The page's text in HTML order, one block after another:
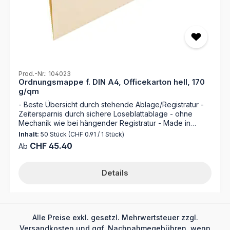
Prod.-Nr.: 104023
Ordnungsmappe f. DIN A4, Officekarton hell, 170
g/qm
- Beste Übersicht durch stehende Ablage/Registratur -
Zeitersparnis durch sichere Loseblattablage - ohne
Mechanik wie bei hängender Registratur - Made in
Germany Entdecken Sie die Ordnungsmappe 104023
von MAPPEI – Ihr zuverlässiger Partner für die perfekte
Organisation Ihrer Dokumente. Hergestellt aus
Mappe nicht nur erstklassige Langlebigkeit, sondern
auch jede Menge Platzsparpotential. Mit einer Kapazität
minimal dicker als ihr Inhalt. Der sich auf der Mappe
befindende Organisationsdruck ermöglicht Ihnen eine
Inhalt: 50 Stück (CHF 0.91 / 1 Stück)
Regulärer Preis:
Ab CHF 45.40
Details
Alle Preise exkl. gesetzl. Mehrwertsteuer zzgl.
Versandkosten und ggf. Nachnahmegebühren, wenn